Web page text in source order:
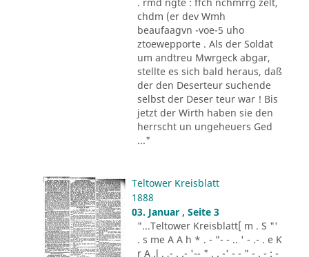
chdm (er dev Wmh
beaufaagvn -voe-5 uho
ztoewepporte . Als der Soldat
um andtreu Mwrgeck abgar,
stellte es sich bald heraus, daß
der den Deserteur suchende
selbst der Deser teur war ! Bis
jetzt der Wirth haben sie den
herrscht un ungeheuers Ged
..."
Teltower Kreisblatt
1888
03. Januar , Seite 3
"...Teltower Kreisblatt[ m . S "'
. s me A A h * . - "- - .. ' - .- . e K
r A .l . ,- . .- '-- " . . -' - - " - . - : -